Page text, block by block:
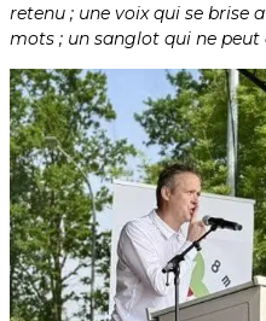
retenu ; une voix qui se brise
mots ; un sanglot qui ne peut